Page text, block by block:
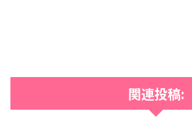
関連投稿: